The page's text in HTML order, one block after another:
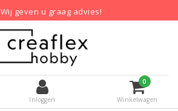
Wij geven u graag advies!
Inloggen
0
Winkelwagen